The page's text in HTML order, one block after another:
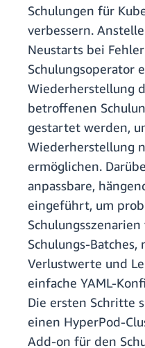
Schulungen für
verbessern.
Neustarts bei
Schulungsoperator
Wiederherstellung
betroffenen
gestartet werden,
Wiederherstellung
ermöglichen.
anpassbare,
eingeführt, um
Schulungs-
Verlustwerte und
einfache YAML-
Die ersten Schritte
einen HyperPod-
Add-on für den